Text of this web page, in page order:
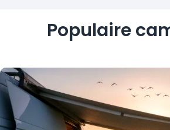
Populaire